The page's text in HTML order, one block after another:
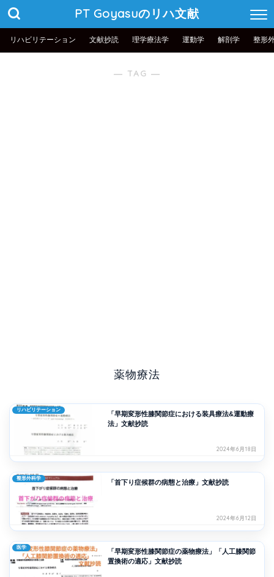
PT Goyasuのリハ文献
リハビリテーション 文献抄読 理学療法学 運動学 解剖学 整形
― TAG ―
薬物療法
リハビリテーション
「早期変形性膝関節症における装具療法&運動療
法」文献抄読
2024年6月18日
整形外科学
「首下り症候群の病態と治療」文献抄読
2024年6月12日
医学
「早期変形性膝関節症の薬物療法」「人工膝関節
置換術の適応」文献抄読